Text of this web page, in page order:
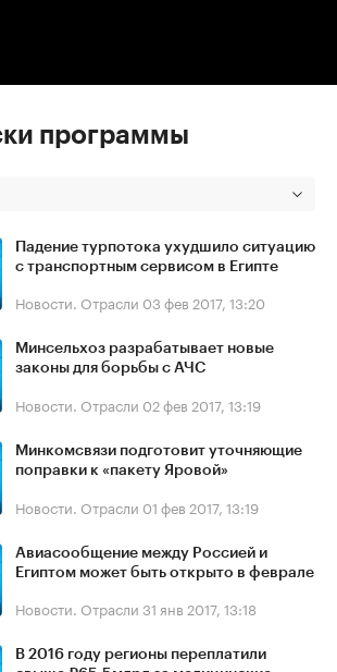
программы
Падение турпотока ухудшило ситуацию
с транспортным сервисом в Египте
Новости. Отрасли 03 фев 2017, 13:20
Минсельхоз разрабатывает новые
законы для борьбы с АЧС
Новости. Отрасли 02 фев 2017, 13:19
Минкомсвязи подготовит уточняющие
поправки к «пакету Яровой»
Новости. Отрасли 01 фев 2017, 13:19
Авиасообщение между Россией и
Египтом может быть открыто в феврале
Новости. Отрасли 31 янв 2017, 13:18
В 2016 году регионы переплатили